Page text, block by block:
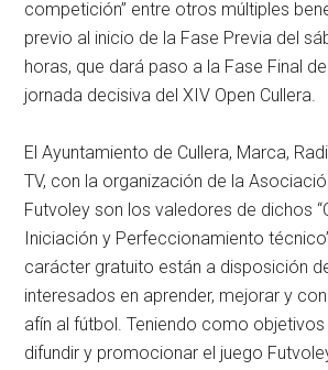
competición” entre otros múltiples
previo al inicio de la Fase Previa del
horas, que dará paso a la Fase Final
jornada decisiva del XIV Open Cullera.
El Ayuntamiento de Cullera, Marca,
TV, con la organización de la
Futvoley son los valedores de dichos
Iniciación y Perfeccionamiento
carácter gratuito están a disposición
interesados en aprender, mejorar y
afín al fútbol. Teniendo como
difundir y promocionar el juego